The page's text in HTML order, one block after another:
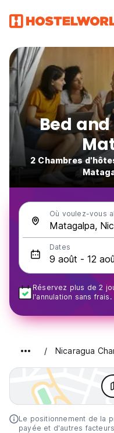
Bed
2 Chambres
Où voulez-vous
Dates
Réservez plus de 2
l'annulation sans frais.
Nicaragua
Le positionnement de la
payée et d'autres